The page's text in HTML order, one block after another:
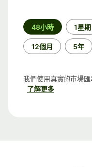
時
段
48小時 1星期
12個月 5年
我們使用真實的市場
了解更多